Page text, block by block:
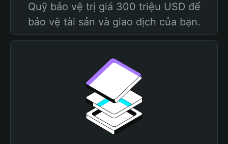
Quỹ bảo vệ trị giá 300 triệu USD để
bảo vệ tài sản và giao dịch của bạn.